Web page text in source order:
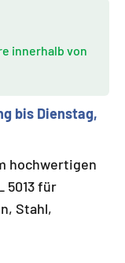
innerhalb von
bis Dienstag,
hochwertigen
5013 für
Stahl,